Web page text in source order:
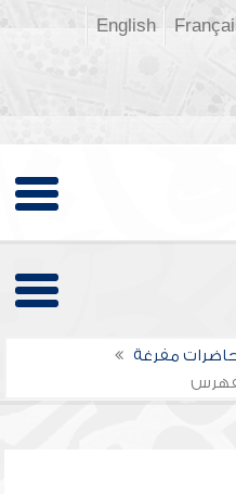
English
مفرغة